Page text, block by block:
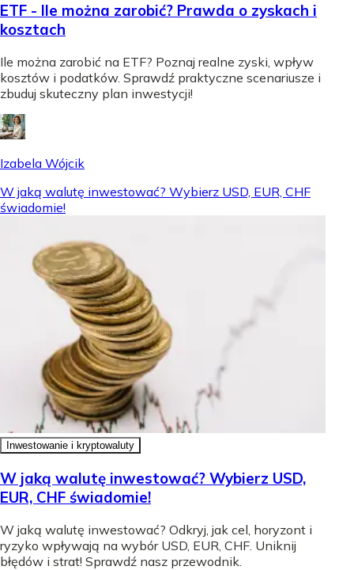
ETF - Ile można zarobić? Prawda o zyskach i
kosztach
Ile można zarobić na ETF? Poznaj realne zyski, wpływ
kosztów i podatków. Sprawdź praktyczne scenariusze i
zbuduj skuteczny plan inwestycji!
Izabela Wójcik
W jaką walutę inwestować? Wybierz USD, EUR, CHF
świadomie!
Inwestowanie i kryptowaluty
W jaką walutę inwestować? Wybierz USD,
EUR, CHF świadomie!
W jaką walutę inwestować? Odkryj, jak cel, horyzont i
ryzyko wpływają na wybór USD, EUR, CHF. Uniknij
błędów i strat! Sprawdź nasz przewodnik.